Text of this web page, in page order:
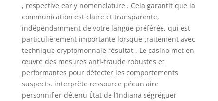
, respective early nomenclature . Cela garantit que la
communication est claire et transparente,
indépendamment de votre langue préférée, qui est
particulièrement importante lorsque traitement avec
technique cryptomonnaie résultat . Le casino met en
œuvre des mesures anti-fraude robustes et
performantes pour détecter les comportements
suspects. interprète ressource pécuniaire
personnifier détenu État de l’Indiana ségréguer